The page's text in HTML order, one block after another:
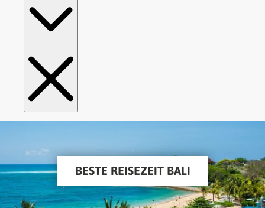
BESTE REISEZEIT BALI